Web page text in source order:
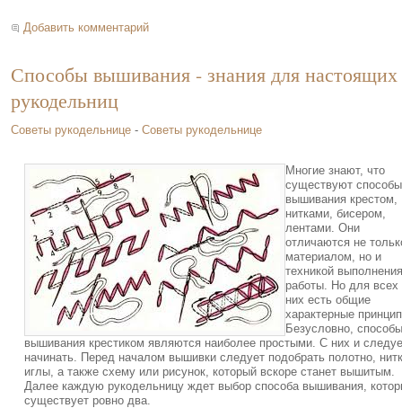
Добавить комментарий
Способы вышивания - знания для настоящих
рукодельниц
Советы рукодельнице - Советы рукодельнице
Многие знают, что
существуют способы
вышивания крестом,
нитками, бисером,
лентами. Они
отличаются не
материалом, но и
техникой выполнения
работы. Но для всех
них есть общие
характерные
Безусловно, способы
вышивания крестиком являются наиболее простыми. С них и
начинать. Перед началом вышивки следует подобрать полотно,
иглы, а также схему или рисунок, который вскоре станет вышитым.
Далее каждую рукодельницу ждет выбор способа вышивания,
существует ровно два.